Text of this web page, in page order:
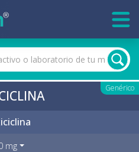
Genérico
mg